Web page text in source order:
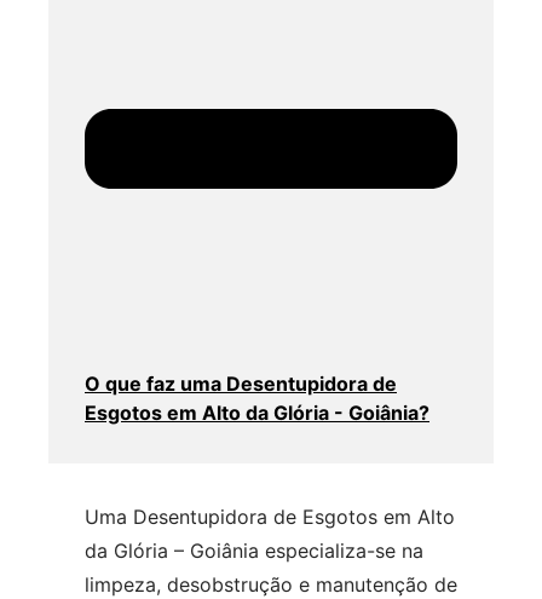
O que faz uma Desentupidora de
Esgotos em Alto da Glória - Goiânia?
Uma Desentupidora de Esgotos em Alto
da Glória – Goiânia especializa-se na
limpeza, desobstrução e manutenção de